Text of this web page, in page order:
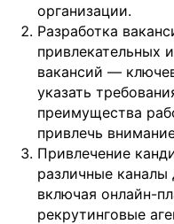
организации.
Разработка
привлекательных
вакансий —
указать
преимущества
привлечь
Привлечение
различные каналы
включая онлайн-
рекрутинговые